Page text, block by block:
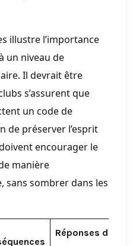
illustre l’importance
un niveau de
Il devrait être
s’assurent que
un code de
de préserver l’esprit
encourager le
manière
sans sombrer dans les
Réponses des